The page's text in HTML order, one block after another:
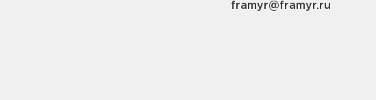
framyr@framyr.ru